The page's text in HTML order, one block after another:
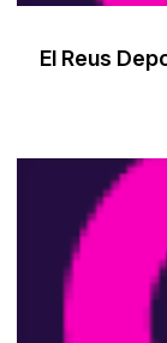
El Reus